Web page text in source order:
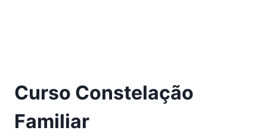
Curso Constelação
Familiar